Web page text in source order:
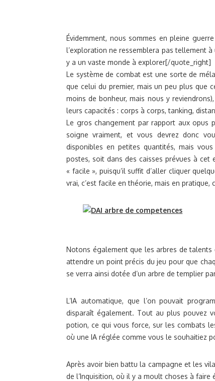
Évidemment, nous sommes en pleine
l’exploration ne ressemblera pas tellement
y a un vaste monde à explorer[/quote_right]
Le système de combat est une sorte de
que celui du premier, mais un peu plus que
moins de bonheur, mais nous y
leurs capacités : corps à corps, tanking,
Le gros changement par rapport aux opus
soigne vraiment, et vous devrez donc
disponibles en petites quantités, mais
postes, soit dans des caisses prévues à
« facile », puisqu’il suffit d’aller cliquer
vrai, c’est facile en théorie, mais en pratique,
Notons également que les arbres de talents
attendre un point précis du jeu pour que
se verra ainsi dotée d’un arbre de templier
L’IA automatique, que l’on pouvait
disparaît également. Tout au plus pouvez
potion, ce qui vous force, sur les combats
où une IA réglée comme vous le souhaitiez
Après avoir bien battu la campagne et les
de l’Inquisition, où il y a moult choses à faire